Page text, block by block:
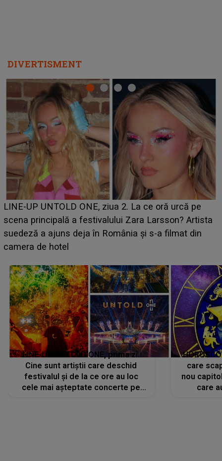
DIVERTISMENT
Ce a dezvăluit noua concurentă din "Casa Iubirii" l-a
luat prin surprindere pe Emanuel. CINE ESTE
BĂIATUL VIZAT de Alexandra?! Aflându-se în fața
faptului împlinit, A RECUNOSCUT IMEDIAT: "Am
LINE-UP UNTOLD ONE, prima zi.
Cine sunt artiștii care deschid
festivalul și de la ce ore au loc
cele mai așteptate concerte pe
care
nou
care